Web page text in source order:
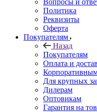
Вопросы и
Политика
Реквизиты
Оферта
Покупателям
Назад
Покупателям
Оплата и
Для крупных
Дилерам
Оптовикам
Гарантия на